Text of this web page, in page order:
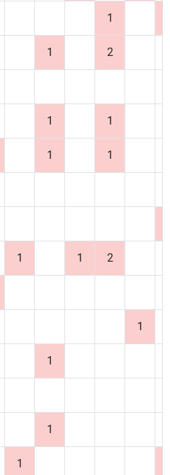
1
1 2
1 1
1 1
1 1 2
1
1
1
1